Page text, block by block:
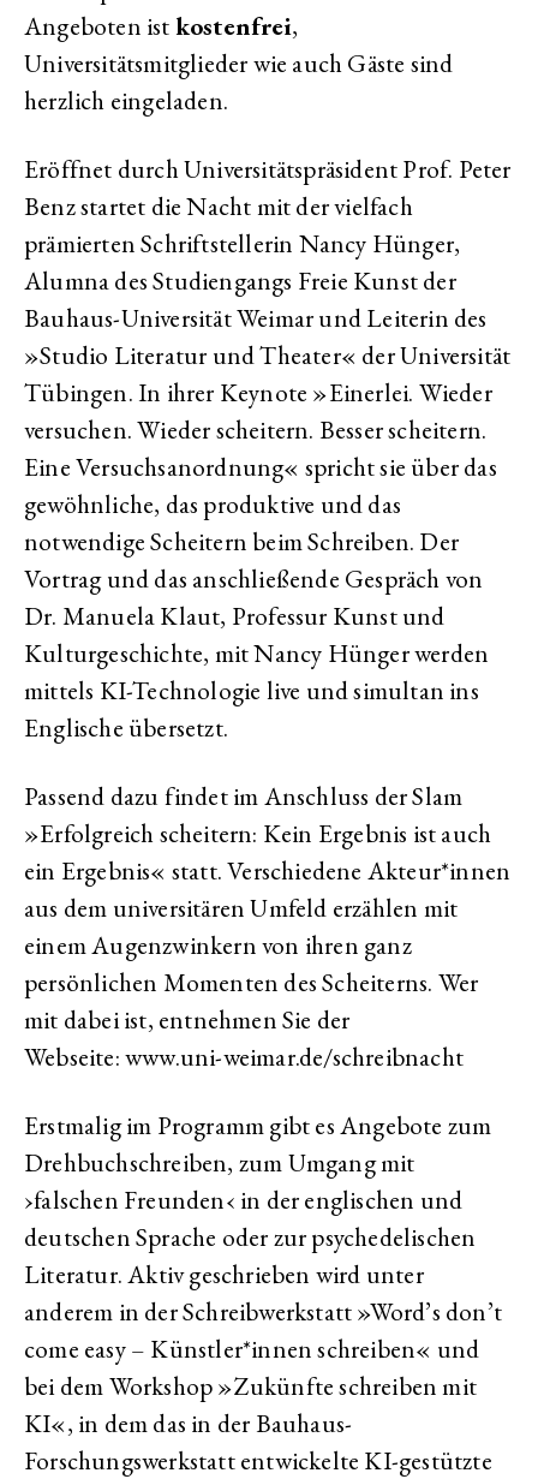
Angeboten istkostenfrei,
Universitätsmitglieder wie auch Gäste sind
herzlich eingeladen.
Eröffnet durch Universitätspräsident Prof. Peter
Benz startet die Nacht mit der vielfach
prämierten Schriftstellerin Nancy Hünger,
Alumna des Studiengangs Freie Kunst der
Bauhaus-Universität Weimar und Leiterin des
»Studio Literatur und Theater« der Universität
Tübingen. In ihrer Keynote »Einerlei. Wieder
versuchen. Wieder scheitern. Besser scheitern.
Eine Versuchsanordnung« spricht sie über das
gewöhnliche, das produktive und das
notwendige Scheitern beim Schreiben. Der
Vortrag und das anschließende Gespräch von
Dr. Manuela Klaut, Professur Kunst und
Kulturgeschichte, mit Nancy Hünger werden
mittels KI-Technologie live und simultan ins
Englische übersetzt.
Passend dazu findet im Anschluss der Slam
»Erfolgreich scheitern: Kein Ergebnis ist auch
ein Ergebnis« statt. Verschiedene Akteur*innen
aus dem universitären Umfeld erzählen mit
einem Augenzwinkern von ihren ganz
persönlichen Momenten des Scheiterns. Wer
mit dabei ist, entnehmen Sie der
Webseite: www.uni-weimar.de/schreibnacht
Erstmalig im Programm gibt es Angebote zum
Drehbuchschreiben, zum Umgang mit
›falschen Freunden‹ in der englischen und
deutschen Sprache oder zur psychedelischen
Literatur. Aktiv geschrieben wird unter
anderem in der Schreibwerkstatt »Word’s don’t
come easy – Künstler*innen schreiben« und
bei dem Workshop »Zukünfte schreiben mit
KI«, in dem das in der Bauhaus-
Forschungswerkstatt entwickelte KI-gestützte